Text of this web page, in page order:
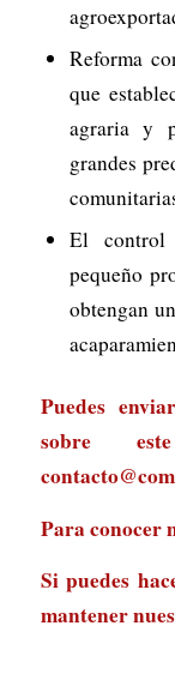
Reforma
que
agraria y
grandes
El control
pequeño
obtengan
Puedes
sobre
Para conocer
Si puedes
mantener